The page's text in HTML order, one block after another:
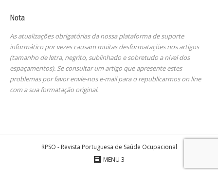
Nota
As atualizações obrigatórias da nossa plataforma de suporte
informático por vezes causam muitas desformatações nos artigos
(tamanho de letra, negrito, sublinhado e sobretudo a nível dos
espaçamentos). Se consultar um artigo que apresente estes
problemas por favor envie-nos e-mail para o republicarmos on line
com a sua formatação original.
RPSO - Revista Portuguesa de Saúde Ocupacional
MENU 3